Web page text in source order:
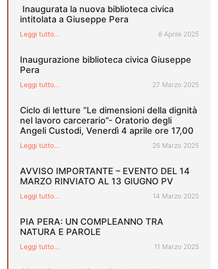
Inaugurata la nuova biblioteca civica
intitolata a Giuseppe Pera
Leggi tutto... Pubblicato il
8 Aprile 2025
Inaugurazione biblioteca civica Giuseppe
Pera
Leggi tutto... Pubblicato il
27 Marzo 2025
Ciclo di letture “Le dimensioni della dignità
nel lavoro carcerario”- Oratorio degli
Angeli Custodi, Venerdì 4 aprile ore 17,00
Leggi tutto... Pubblicato il
26 Marzo 2025
AVVISO IMPORTANTE – EVENTO DEL 14
MARZO RINVIATO AL 13 GIUGNO PV
Leggi tutto... Pubblicato il
14 Marzo 2025
PIA PERA: UN COMPLEANNO TRA
NATURA E PAROLE
Leggi tutto... Pubblicato il
11 Marzo 2025